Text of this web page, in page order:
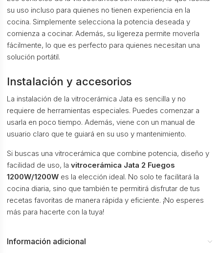
su uso incluso para quienes no tienen experiencia en la
cocina. Simplemente selecciona la potencia deseada y
comienza a cocinar. Además, su ligereza permite moverla
fácilmente, lo que es perfecto para quienes necesitan una
solución portátil.
Instalación y accesorios
La instalación de la vitrocerámica Jata es sencilla y no
requiere de herramientas especiales. Puedes comenzar a
usarla en poco tiempo. Además, viene con un manual de
usuario claro que te guiará en su uso y mantenimiento.
Si buscas una vitrocerámica que combine potencia, diseño y
facilidad de uso, la vitrocerámica Jata 2 Fuegos
1200W/1200W es la elección ideal. No solo te facilitará la
cocina diaria, sino que también te permitirá disfrutar de tus
recetas favoritas de manera rápida y eficiente. ¡No esperes
más para hacerte con la tuya!
Información adicional